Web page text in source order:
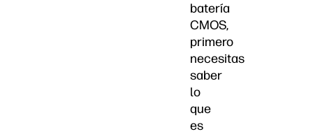
batería
CMOS,
primero
necesitas
saber
lo
que
es